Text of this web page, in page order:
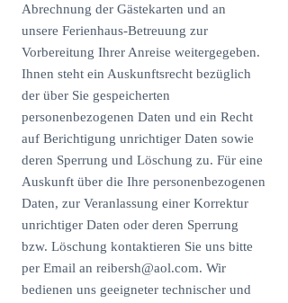
Abrechnung der Gästekarten und an
unsere Ferienhaus-Betreuung zur
Vorbereitung Ihrer Anreise weitergegeben.
Ihnen steht ein Auskunftsrecht bezüglich
der über Sie gespeicherten
personenbezogenen Daten und ein Recht
auf Berichtigung unrichtiger Daten sowie
deren Sperrung und Löschung zu. Für eine
Auskunft über die Ihre personenbezogenen
Daten, zur Veranlassung einer Korrektur
unrichtiger Daten oder deren Sperrung
bzw. Löschung kontaktieren Sie uns bitte
per Email an reibersh@aol.com. Wir
bedienen uns geeigneter technischer und